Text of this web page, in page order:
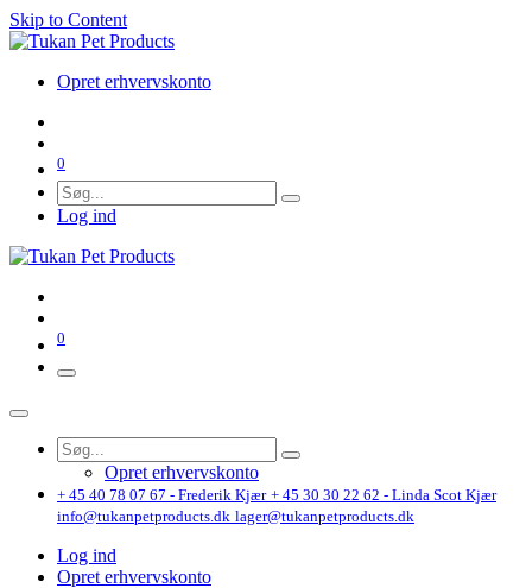
Skip to Content
Opret erhvervskonto
0
Log ind
0
Opret erhvervskonto
+ 45 40 78 07 67 - Frederik Kjær + 45 30 30 22 62 - Linda Scot Kjær
info@tukanpetproducts.dk lager@tukanpetproducts.dk
Log ind
Opret erhvervskonto